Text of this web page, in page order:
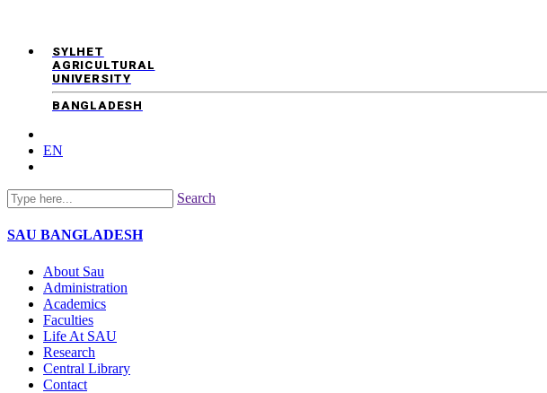
SYLHET
AGRICULTURAL
UNIVERSITY
BANGLADESH
EN
Search
SAU BANGLADESH
About Sau
Administration
Academics
Faculties
Life At SAU
Research
Central Library
Contact